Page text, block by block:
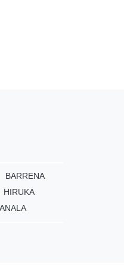
BARRENA
HIRUKA